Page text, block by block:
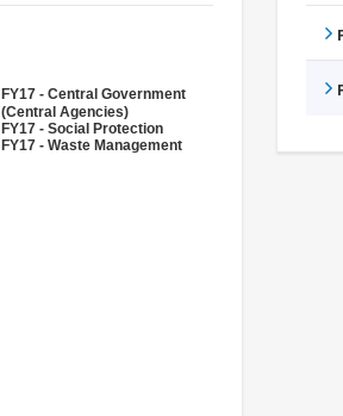
FY17 - Central Government
(Central Agencies)
FY17 - Social Protection
FY17 - Waste Management